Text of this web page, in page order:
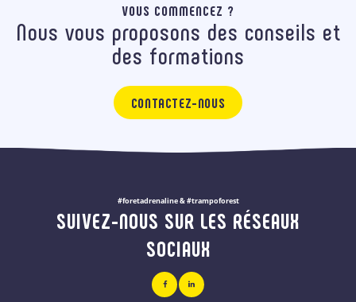
VOUS COMMENCEZ ?
Nous vous proposons des conseils et
des formations
CONTACTEZ-NOUS
#foretadrenaline & #trampoforest
SUIVEZ-NOUS SUR LES RÉSEAUX
SOCIAUX